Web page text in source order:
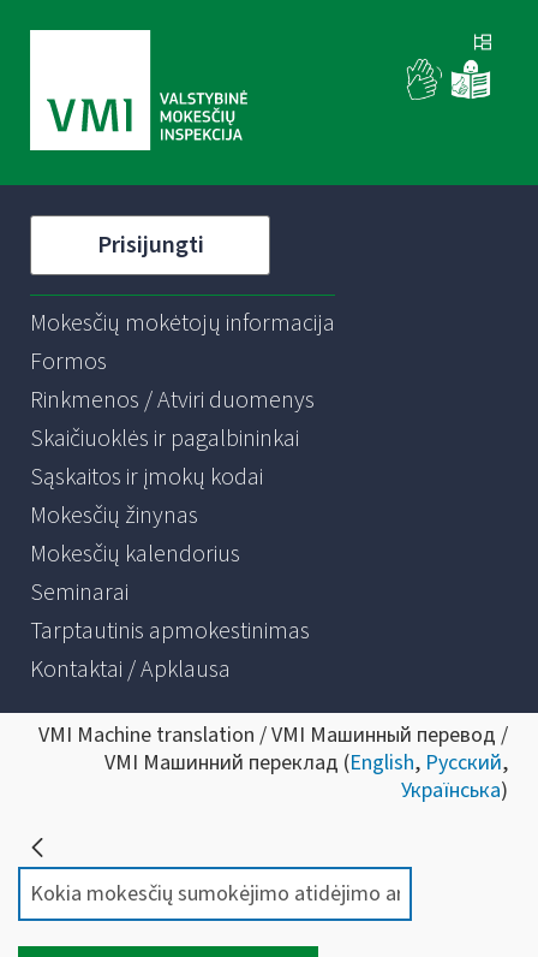
Prisijungti
Mokesčių mokėtojų informacija
Formos
Rinkmenos / Atviri duomenys
Skaičiuoklės ir pagalbininkai
Sąskaitos ir įmokų kodai
Mokesčių žinynas
Mokesčių kalendorius
Seminarai
Tarptautinis apmokestinimas
Kontaktai / Apklausa
VMI Machine translation / VMI Машинный перевод /
VMI Машинний переклад (English, Русский,
Українська)